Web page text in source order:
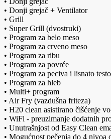
• Donji grejač + Ventilator
• Grill
• Super Grill (dvostruki)
• Program za belo meso
• Program za crveno meso
• Program za ribu
• Program za povrće
• Program za peciva i lisnato testo
• Program za hleb
• Multi+ program
• Air Fry (vazdušna friteza)
• H20 clean asistirano čišćenje
• WiFi - preuzimanje dodatnih
• Unutrašnjost od Easy Clean
• Mogućnost pečenja do 4 nivoa